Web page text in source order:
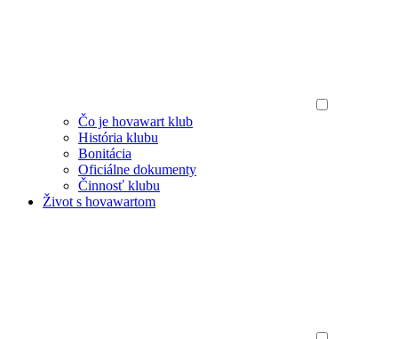
Čo je hovawart klub
História klubu
Bonitácia
Oficiálne dokumenty
Činnosť klubu
Život s hovawartom